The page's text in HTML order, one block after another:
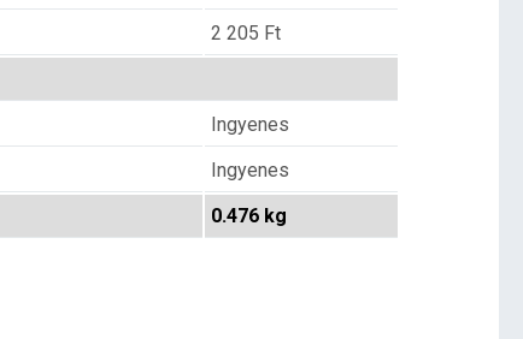
2 205 Ft
Ingyenes
Ingyenes
0.476 kg